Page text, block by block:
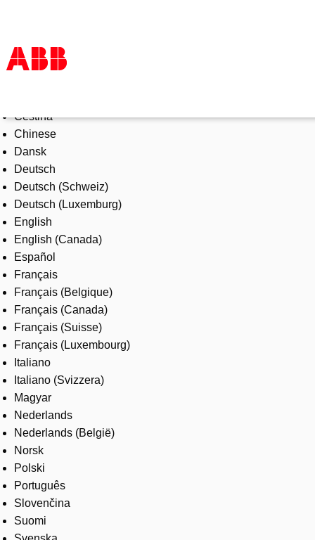
Products & Solutions
Industries
Services
About us
Where to buy
Contact us
Careers
Čeština
Chinese
Dansk
Deutsch
Deutsch (Schweiz)
Deutsch (Luxemburg)
English
English (Canada)
Español
Français
Français (Belgique)
Français (Canada)
Français (Suisse)
Français (Luxembourg)
Italiano
Italiano (Svizzera)
Magyar
Nederlands
Nederlands (België)
Norsk
Polski
Português
Slovenčina
Suomi